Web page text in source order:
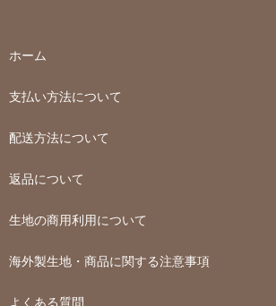
ホーム
支払い方法について
配送方法について
返品について
生地の商用利用について
海外製生地・商品に関する注意事項
よくある質問